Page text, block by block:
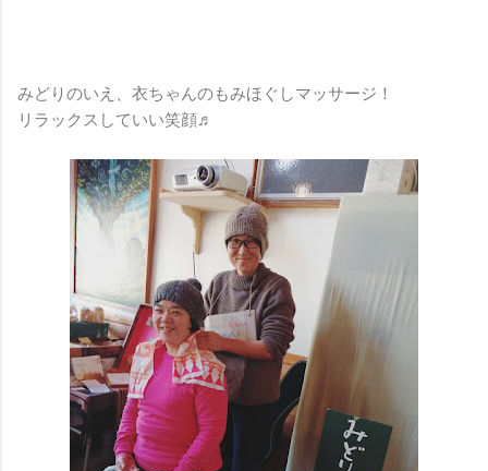
みどりのいえ、衣ちゃんのもみほぐしマッサージ！
リラックスしていい笑顔♬